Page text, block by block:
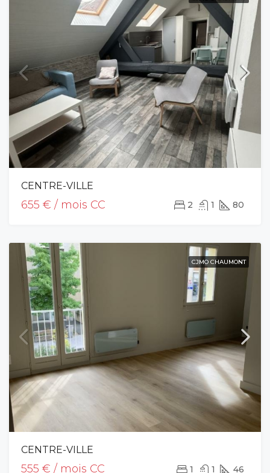
CENTRE-VILLE
655 € / mois CC 2 1 80
CJMO CHAUMONT
CENTRE-VILLE
555 € / mois CC 1 1 46